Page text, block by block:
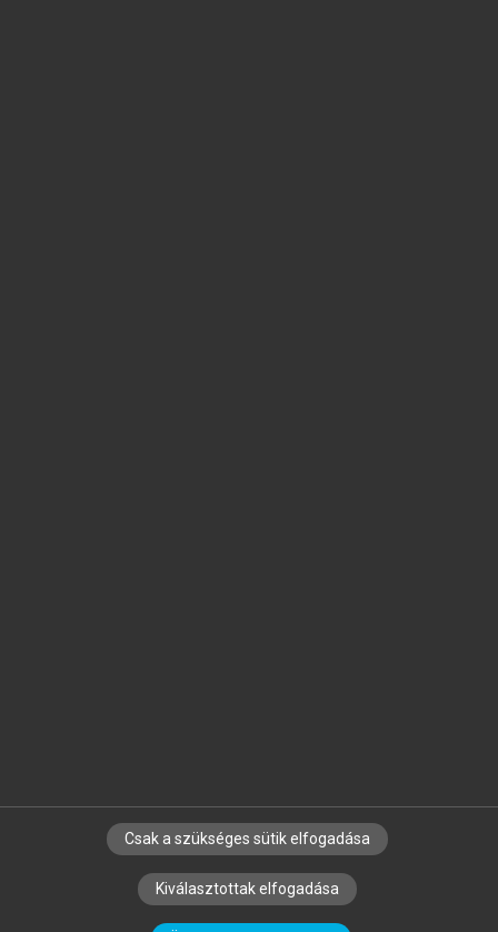
SZERZŐKNEK CÉGEKNEK KÖNYVTÁROSOKNAK
SZERKESZTÉSI ÉS LEKTORÁLÁSI ALAPELVEK
Csak a szükséges sütik elfogadása
Kiválasztottak elfogadása